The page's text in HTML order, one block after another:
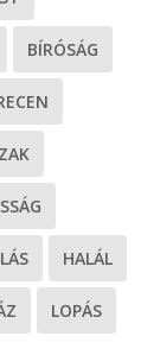
BÍRÓSÁG
HALÁL
LOPÁS